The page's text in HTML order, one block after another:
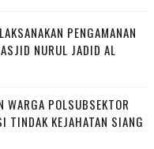
PENGAMANAN
NURUL JADID AL
WARGA POLSUBSEKTOR
TINDAK KEJAHATAN SIANG